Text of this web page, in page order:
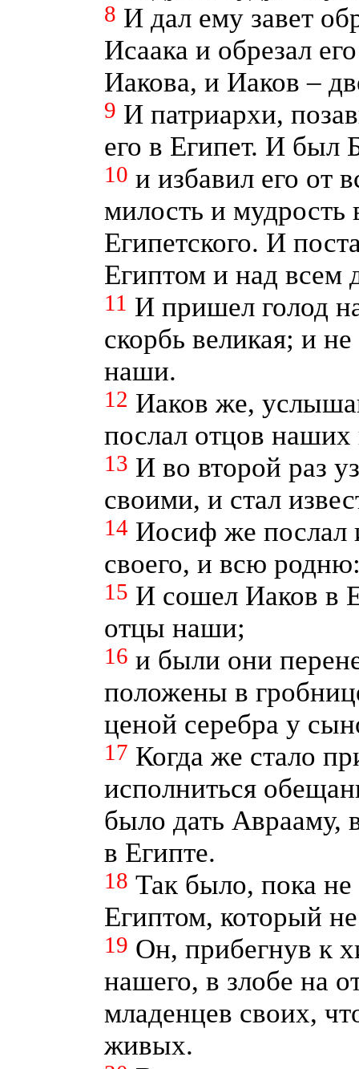
8 И дал ему завет
Исаака и обрезал
Иакова, и Иаков –
9 И патриархи,
его в Египет. И был
10 и избавил его от
милость и мудрость
Египетского. И
Египтом и над всем
11 И пришел голод
скорбь великая; и
наши.
12 Иаков же,
послал отцов наших
13 И во второй раз
своими, и стал
14 Иосиф же послал
своего, и всю
15 И сошел Иаков в
отцы наши;
16 и были они
положены в
ценой серебра у
17 Когда же стало
исполниться
было дать Аврааму,
в Египте.
18 Так было, пока не
Египтом, который
19 Он, прибегнув к
нашего, в злобе на
младенцев своих,
живых.